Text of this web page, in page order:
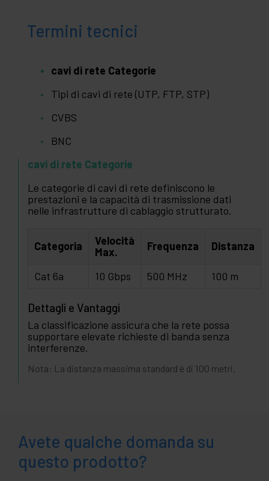
Termini tecnici
cavi di rete Categorie
Tipi di cavi di rete (UTP, FTP, STP)
CVBS
BNC
cavi di rete Categorie
Le categorie di cavi di rete definiscono le
prestazioni e la capacità di trasmissione dati
nelle infrastrutture di cablaggio strutturato.
Categoria
Velocità
Max.
Frequenza Distanza
Cat 6a 10 Gbps 500 MHz 100 m
Dettagli e Vantaggi
La classificazione assicura che la rete possa
supportare elevate richieste di banda senza
interferenze.
Nota: La distanza massima standard è di 100 metri.
Avete qualche domanda su
questo prodotto?